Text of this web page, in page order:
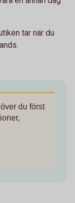
tar när du
du först